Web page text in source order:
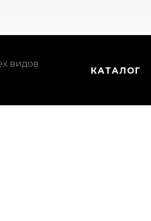
видов
КАТАЛОГ